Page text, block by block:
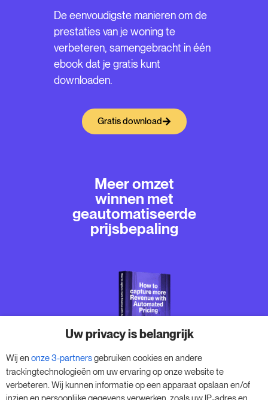
De eenvoudigste manieren om de
prestaties van je woning te
verbeteren, samengebracht in één
ebook dat je gratis kunt
downloaden.
Gratis download
Meer omzet
winnen met
geautomatiseerde
prijsbepaling
We laten je zien waarom
geautomatiseerde prijsbepaling
Uw privacy is belangrijk
Wij en onze 3-partnersgebruiken cookies en andere
trackingtechnologieën om uw ervaring op onze website te
verbeteren. Wij kunnen informatie op een apparaat opslaan en/of